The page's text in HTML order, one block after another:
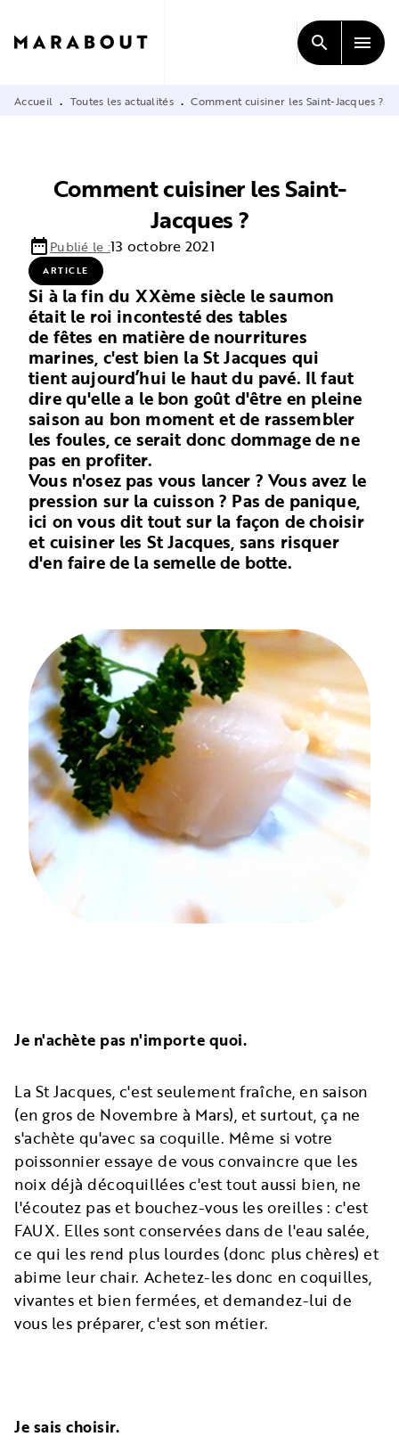
CONTENU
search menu
Accueil • Toutes les actualités • Comment cuisiner les Saint-Jacques ?
Comment cuisiner les Saint-
Jacques ?
date_rangePublié le :13 octobre 2021
ARTICLE
Si à la fin du XXème siècle le saumon
était le roi incontesté des tables
de fêtes en matière de nourritures
marines, c'est bien la St Jacques qui
tient aujourd’hui le haut du pavé. Il faut
dire qu'elle a le bon goût d'être en pleine
saison au bon moment et de rassembler
les foules, ce serait donc dommage de ne
pas en profiter.
Vous n'osez pas vous lancer ? Vous avez le
pression sur la cuisson ? Pas de panique,
ici on vous dit tout sur la façon de choisir
et cuisiner les St Jacques, sans risquer
d'en faire de la semelle de botte.
Je n'achète pas n'importe quoi.
La St Jacques, c'est seulement fraîche, en saison
(en gros de Novembre à Mars), et surtout, ça ne
s'achète qu'avec sa coquille. Même si votre
poissonnier essaye de vous convaincre que les
noix déjà décoquillées c'est tout aussi bien, ne
l'écoutez pas et bouchez-vous les oreilles : c'est
FAUX. Elles sont conservées dans de l'eau salée,
ce qui les rend plus lourdes (donc plus chères) et
abime leur chair. Achetez-les donc en coquilles,
vivantes et bien fermées, et demandez-lui de
vous les préparer, c'est son métier.
Je sais choisir.